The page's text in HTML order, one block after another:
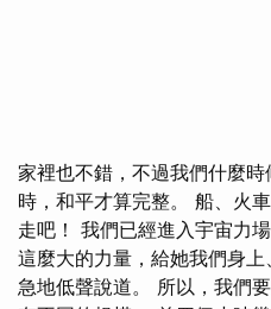
家裡也不錯，不過我們什麼
時，和平才算完整。 船、火
走吧！ 我們已經進入宇宙力
這麼大的力量，給她我們身
急地低聲說道。 所以，我們